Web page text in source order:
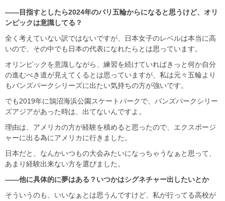
――目指すとしたら2024年のパリ五輪からになると思うけど、オリ
ンピックは意識してる？
全く考えていない訳ではないですが、日本女子のレベルは本当に高
いので、その中でも日本の代表になれたらとは思っています。
オリンピックを意識しながら、練習を続けていればきっと何か自分
の進むべき道が見えてくるとは思っていますが、私は元々五輪より
もバンズパークシリーズに出たい気持ちの方が強いです。
でも2019年に鵠沼海浜公園スケートパークで、バンズパークシリー
ズアジアがあった時は、出てないんですよ。
理由は、アメリカの方が経験を積めると思ったので、エクスポージ
ャーに出る為にアメリカに行きました。
日本だと、なんかいつもの大会みたいになっちゃうなぁと思って、
あまり経験出来ない方を選びました。
――他に具体的に夢はある？いつかはシグネチャー出したいとか
そういうのも、いいなぁとは思うんですけど、私が行ってる高校が